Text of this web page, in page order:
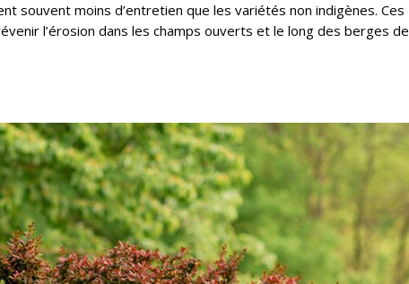
souvent moins d’entretien que les variétés non indigènes. Ces
l’érosion dans les champs ouverts et le long des berges